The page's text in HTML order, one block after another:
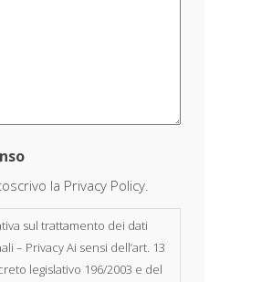
la Privacy Policy.
sul trattamento dei dati
– Privacy Ai sensi dell’art. 13
legislativo 196/2003 e del